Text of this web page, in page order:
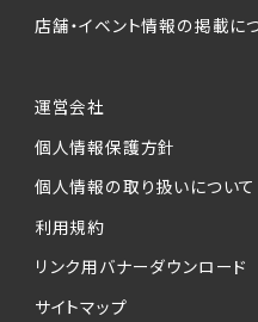
店舗・イベント情報の掲載に
運営会社
個人情報保護方針
個人情報の取り扱いについて
利用規約
リンク用バナーダウンロード
サイトマップ